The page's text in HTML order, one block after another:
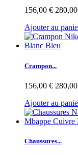
156,00 €
Ajouter au
Crampon...
156,00 €
Ajouter au
Chaussures...